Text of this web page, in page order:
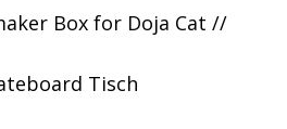
Box for Doja Cat //
Tisch